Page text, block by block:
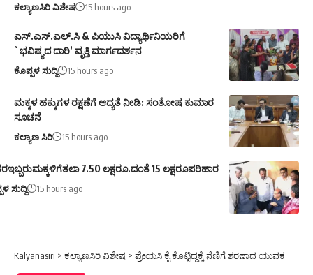
ಕಲ್ಯಾಣಸಿರಿ ವಿಶೇಷ 15 hours ago
ಎಸ್.ಎಸ್.ಎಲ್.ಸಿ & ಪಿಯುಸಿ ವಿದ್ಯಾರ್ಥಿನಿಯರಿಗೆ
`ಭವಿಷ್ಯದ ದಾರಿ’ ವೃತ್ತಿ ಮಾರ್ಗದರ್ಶನ
ಕೊಪ್ಪಳ ಸುದ್ದಿ 15 hours ago
ಮಕ್ಕಳ ಹಕ್ಕುಗಳ ರಕ್ಷಣೆಗೆ ಆದ್ಯತೆ ನೀಡಿ: ಸಂತೋಷ ಕುಮಾರ
ಸೂಚನೆ
ಕಲ್ಯಾಣ ಸಿರಿ 15 hours ago
7.50 ಲಕ್ಷರೂ.ದಂತೆ 15 ಲಕ್ಷರೂಪರಿಹಾರ
ಸುದ್ದಿ 15 hours ago
Kalyanasiri > ಕಲ್ಯಾಣಸಿರಿ ವಿಶೇಷ > ಪ್ರೇಯಸಿ ಕೈ ಕೊಟ್ಟಿದ್ದಕ್ಕೆ ನೆಣಿಗೆ ಶರಣಾದ ಯುವಕ